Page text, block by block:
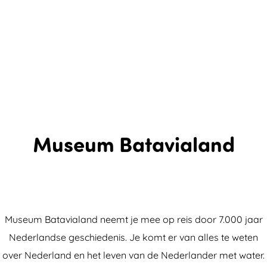
Museum Batavialand
Museum Batavialand neemt je mee op reis door 7.000 jaar
Nederlandse geschiedenis. Je komt er van alles te weten
over Nederland en het leven van de Nederlander met water.